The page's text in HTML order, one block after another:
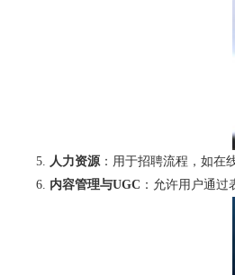
人力资源：用于招聘流程，如在
内容管理与UGC ：允许用户通